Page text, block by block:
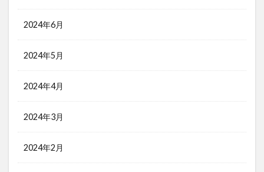
2024年6月
2024年5月
2024年4月
2024年3月
2024年2月